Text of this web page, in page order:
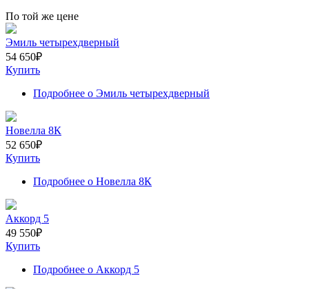
По той же цене
Эмиль четырехдверный
54 650₽
Купить
Подробнее о Эмиль четырехдверный
Новелла 8К
52 650₽
Купить
Подробнее о Новелла 8К
Аккорд 5
49 550₽
Купить
Подробнее о Аккорд 5